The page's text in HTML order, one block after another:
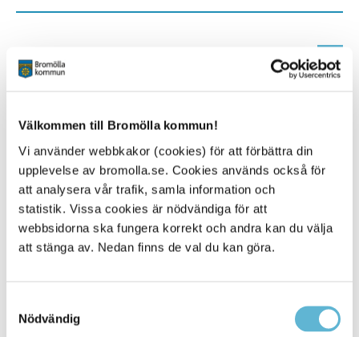
Välkommen till Bromölla kommun!
Vi använder webbkakor (cookies) för att förbättra din
upplevelse av bromolla.se. Cookies används också för
att analysera vår trafik, samla information och
statistik. Vissa cookies är nödvändiga för att
webbsidorna ska fungera korrekt och andra kan du välja
att stänga av. Nedan finns de val du kan göra.
Nödvändig
191
Alla platser